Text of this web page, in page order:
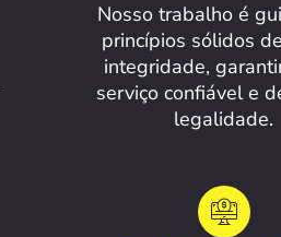
Nosso trabalho é
princípios sólidos
integridade,
serviço confiável e
legalidade.